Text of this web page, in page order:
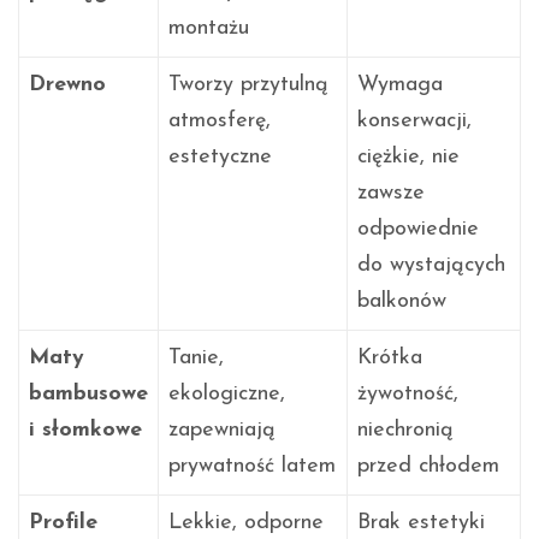
montażu
Drewno
Tworzy przytulną
atmosferę,
estetyczne
Wymaga
konserwacji,
ciężkie, nie
zawsze
odpowiednie
do wystających
balkonów
Maty
bambusowe
i słomkowe
Tanie,
ekologiczne,
zapewniają
prywatność latem
Krótka
żywotność,
niechronią
przed chłodem
Profile
Lekkie, odporne
Brak estetyki